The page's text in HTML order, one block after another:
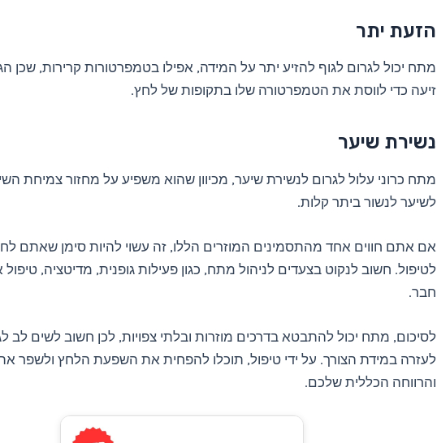
הזעת יתר
מתח יכול לגרום לגוף להזיע יתר על המידה, אפילו בטמפרטורות קרירות, שכן
זיעה כדי לווסת את הטמפרטורה שלו בתקופות של לחץ.
נשירת שיער
מתח כרוני עלול לגרום לנשירת שיער, מכיוון שהוא משפיע על מחזור צמיחת
לשיער לנשור ביתר קלות.
אם אתם חווים אחד מהתסמינים המוזרים הללו, זה עשוי להיות סימן שאתם
לטיפול. חשוב לנקוט בצעדים לניהול מתח, כגון פעילות גופנית, מדיטציה,
חבר.
לסיכום, מתח יכול להתבטא בדרכים מוזרות ובלתי צפויות, לכן חשוב לשים לב
לעזרה במידת הצורך. על ידי טיפול, תוכלו להפחית את השפעת הלחץ ולשפר
והרווחה הכללית שלכם.